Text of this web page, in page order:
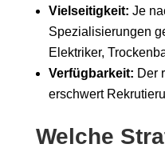
Vielseitigkeit: Je
Spezialisierungen
Elektriker,
Verfügbarkeit: Der
erschwert
Welche